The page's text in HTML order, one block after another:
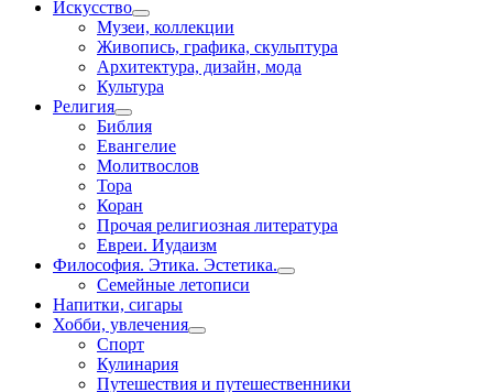
Искусство
Музеи, коллекции
Живопись, графика, скульптура
Архитектура, дизайн, мода
Культура
Религия
Библия
Евангелие
Молитвослов
Тора
Коран
Прочая религиозная литература
Евреи. Иудаизм
Философия. Этика. Эстетика.
Семейные летописи
Напитки, сигары
Хобби, увлечения
Спорт
Кулинария
Путешествия и путешественники